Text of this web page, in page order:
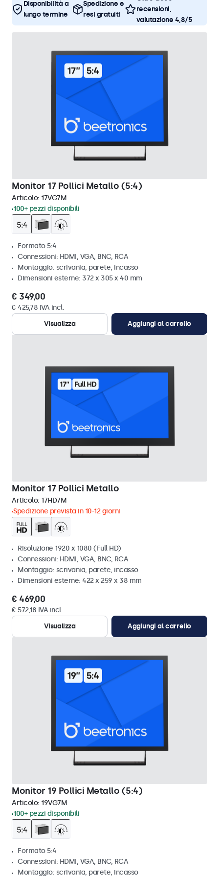
Disponibilità a
lungo termine
Spedizione e
resi gratuiti
recensioni,
valutazione 4,8/5
Monitor 17 Pollici Metallo (5:4)
Articolo: 17VG7M
100+ pezzi disponibili
Formato 5:4
Connessioni: HDMI, VGA, BNC, RCA
Montaggio: scrivania, parete, incasso
Dimensioni esterne: 372 x 305 x 40 mm
€ 349,00
€ 425,78 IVA incl.
Visualizza
Aggiungi al carrello
Monitor 17 Pollici Metallo
Articolo: 17HD7M
Spedizione prevista in 10-12 giorni
Risoluzione 1920 x 1080 (Full HD)
Connessioni: HDMI, VGA, BNC, RCA
Montaggio: scrivania, parete, incasso
Dimensioni esterne: 422 x 259 x 38 mm
€ 469,00
€ 572,18 IVA incl.
Visualizza
Aggiungi al carrello
Monitor 19 Pollici Metallo (5:4)
Articolo: 19VG7M
100+ pezzi disponibili
Formato 5:4
Connessioni: HDMI, VGA, BNC, RCA
Montaggio: scrivania, parete, incasso